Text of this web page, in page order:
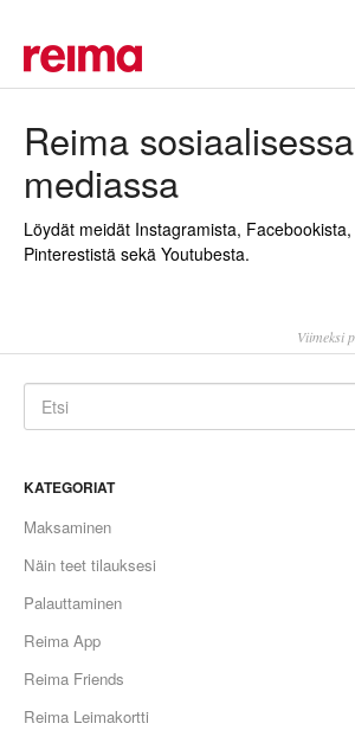
Reima sosiaalisessa
mediassa
Löydät meidät Instagramista,
Pinterestistä sekä Youtubesta.
Viimeksi
KATEGORIAT
Maksaminen
Näin teet tilauksesi
Palauttaminen
Reima App
Reima Friends
Reima Leimakortti